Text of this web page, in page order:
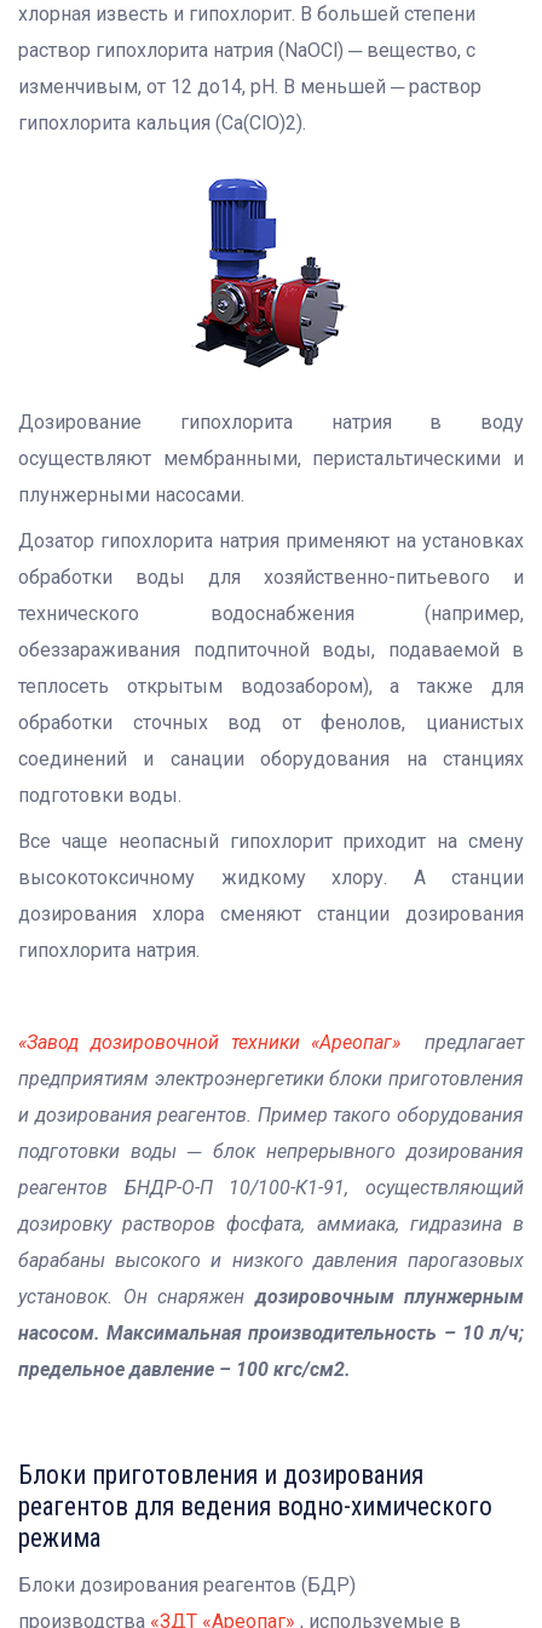
хлорная известь и гипохлорит. В большей степени
раствор гипохлорита натрия (NaOCl) ─ вещество, с
изменчивым, от 12 до14, рН. В меньшей ─ раствор
гипохлорита кальция (Ca(ClO)2).
Дозирование гипохлорита натрия в воду
осуществляют мембранными, перистальтическими и
плунжерными насосами.
Дозатор гипохлорита натрия применяют на установках
обработки воды для хозяйственно-питьевого и
технического водоснабжения (например,
обеззараживания подпиточной воды, подаваемой в
теплосеть открытым водозабором), а также для
обработки сточных вод от фенолов, цианистых
соединений и санации оборудования на станциях
подготовки воды.
Все чаще неопасный гипохлорит приходит на смену
высокотоксичному жидкому хлору. А станции
дозирования хлора сменяют станции дозирования
гипохлорита натрия.
«Завод дозировочной техники «Ареопаг»
предлагает
предприятиям электроэнергетики блоки приготовления
и дозирования реагентов. Пример такого оборудования
подготовки воды ─ блок непрерывного дозирования
реагентов БНДР-О-П 10/100-К1-91, осуществляющий
дозировку растворов фосфата, аммиака, гидразина в
барабаны высокого и низкого давления парогазовых
установок. Он снаряжендозировочным плунжерным
насосом. Максимальная производительность – 10 л/ч;
предельное давление – 100 кгс/см2.
Блоки приготовления и дозирования
реагентов для ведения водно-химического
режима
Блоки дозирования реагентов (БДР)
производства «ЗДТ «Ареопаг» , используемые в